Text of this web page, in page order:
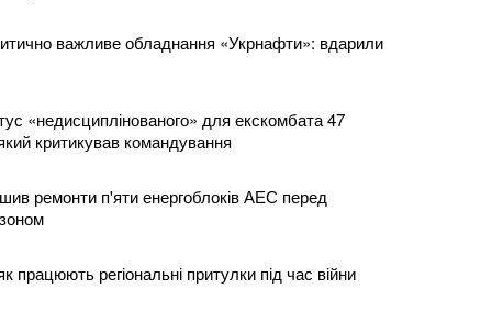
важливе обладнання «Укрнафти»: вдарили
«недисциплінованого» для екскомбата 47
критикував командування
ремонти п'яти енергоблоків АЕС перед
працюють регіональні притулки під час війни